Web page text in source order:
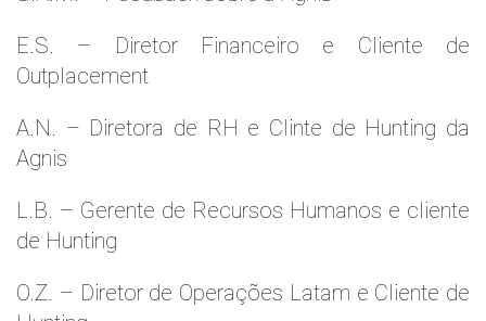
E.S. – Diretor Financeiro e Cliente de
Outplacement
A.N. – Diretora de RH e Clinte de Hunting da
Agnis
L.B. – Gerente de Recursos Humanos e cliente
de Hunting
O.Z. – Diretor de Operações Latam e Cliente de